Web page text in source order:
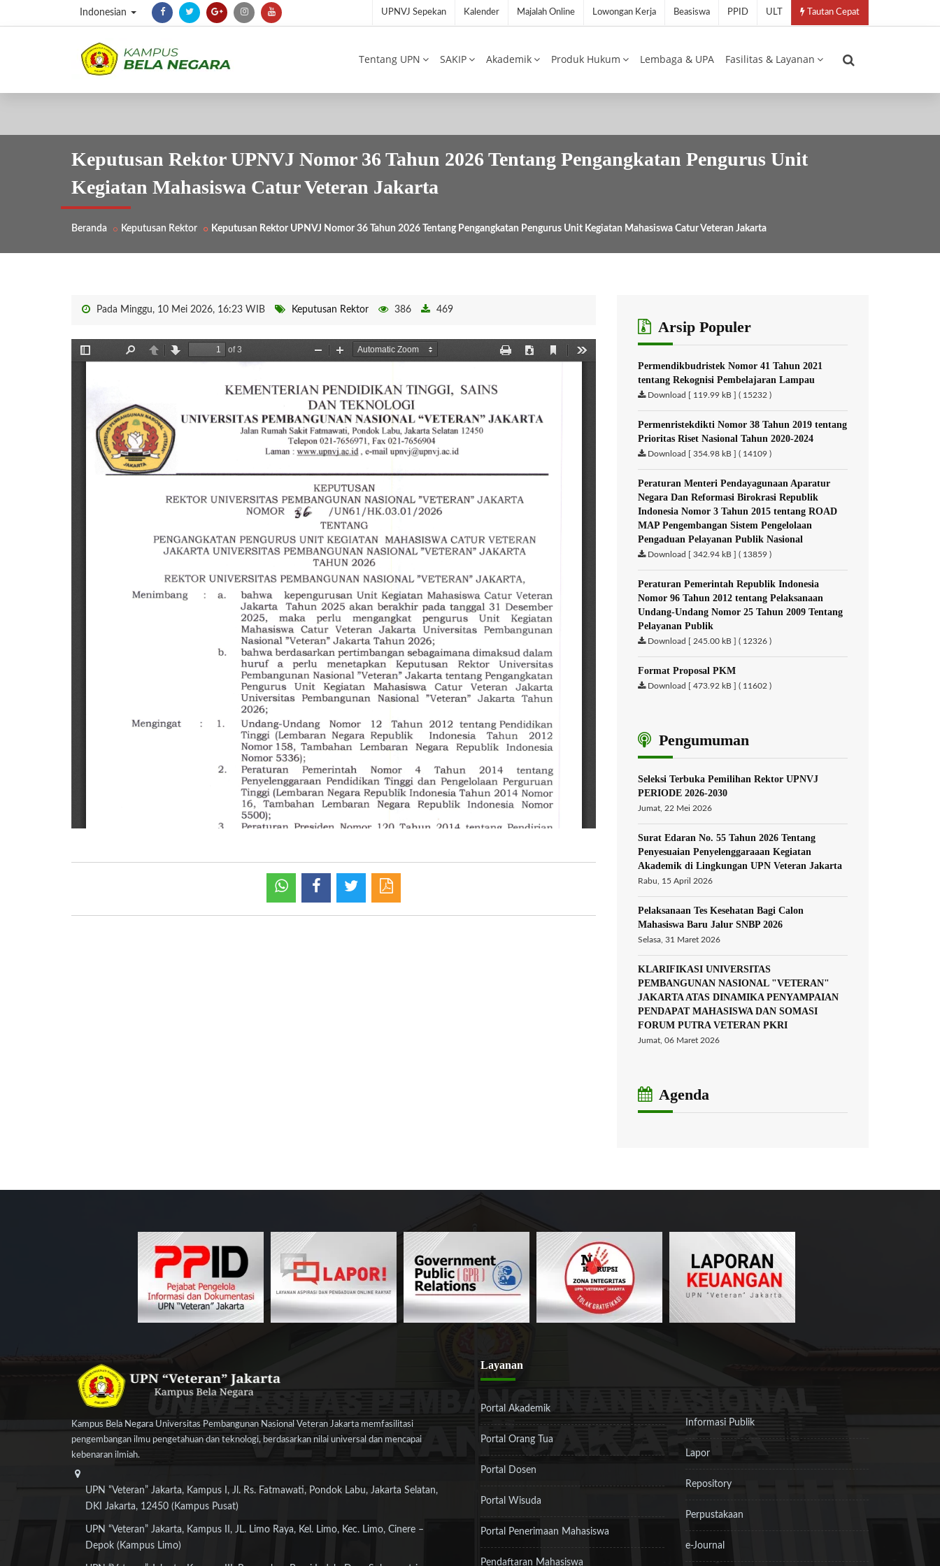
Indonesian UPNVJ Sepekan Kalender Majalah Online Lowongan Kerja Beasiswa PPID ULT Tautan Cepat
Tentang UPN SAKIP Akademik Produk Hukum Lembaga & UPA Fasilitas & Layanan
Keputusan Rektor UPNVJ Nomor 36 Tahun 2026 Tentang Pengangkatan Pengurus Unit
Kegiatan Mahasiswa Catur Veteran Jakarta
Beranda Keputusan Rektor Keputusan Rektor UPNVJ Nomor 36 Tahun 2026 Tentang Pengangkatan Pengurus Unit Kegiatan Mahasiswa Catur Veteran Jakarta
Pada Minggu, 10 Mei 2026, 16:23 WIB Keputusan Rektor 386 469
Arsip Populer
Permendikbudristek Nomor 41 Tahun 2021
tentang Rekognisi Pembelajaran Lampau
Download [ 119.99 kB ] ( 15232 )
Permenristekdikti Nomor 38 Tahun 2019 tentang
Prioritas Riset Nasional Tahun 2020-2024
Download [ 354.98 kB ] ( 14109 )
Peraturan Menteri Pendayagunaan Aparatur
Negara Dan Reformasi Birokrasi Republik
Indonesia Nomor 3 Tahun 2015 tentang ROAD
MAP Pengembangan Sistem Pengelolaan
Pengaduan Pelayanan Publik Nasional
Download [ 342.94 kB ] ( 13859 )
Peraturan Pemerintah Republik Indonesia
Nomor 96 Tahun 2012 tentang Pelaksanaan
Undang-Undang Nomor 25 Tahun 2009 Tentang
Pelayanan Publik
Download [ 245.00 kB ] ( 12326 )
Format Proposal PKM
Download [ 473.92 kB ] ( 11602 )
Pengumuman
Seleksi Terbuka Pemilihan Rektor UPNVJ
PERIODE 2026-2030
Jumat, 22 Mei 2026
Surat Edaran No. 55 Tahun 2026 Tentang
Penyesuaian Penyelenggaraaan Kegiatan
Akademik di Lingkungan UPN Veteran Jakarta
Rabu, 15 April 2026
Pelaksanaan Tes Kesehatan Bagi Calon
Mahasiswa Baru Jalur SNBP 2026
Selasa, 31 Maret 2026
KLARIFIKASI UNIVERSITAS
PEMBANGUNAN NASIONAL "VETERAN"
JAKARTA ATAS DINAMIKA PENYAMPAIAN
PENDAPAT MAHASISWA DAN SOMASI
FORUM PUTRA VETERAN PKRI
Jumat, 06 Maret 2026
Agenda
Kampus Bela Negara Universitas Pembangunan Nasional Veteran Jakarta memfasilitasi
pengembangan ilmu pengetahuan dan teknologi, berdasarkan nilai universal dan mencapai
kebenaran ilmiah.
UPN “Veteran” Jakarta, Kampus I, Jl. Rs. Fatmawati, Pondok Labu, Jakarta Selatan,
DKI Jakarta, 12450 (Kampus Pusat)
UPN “Veteran” Jakarta, Kampus II, JL. Limo Raya, Kel. Limo, Kec. Limo, Cinere –
Depok (Kampus Limo)
Layanan
Portal Akademik
Portal Orang Tua
Portal Dosen
Portal Wisuda
Portal Penerimaan Mahasiswa
Pendaftaran Mahasiswa
Informasi Publik
Lapor
Repository
Perpustakaan
e-Journal